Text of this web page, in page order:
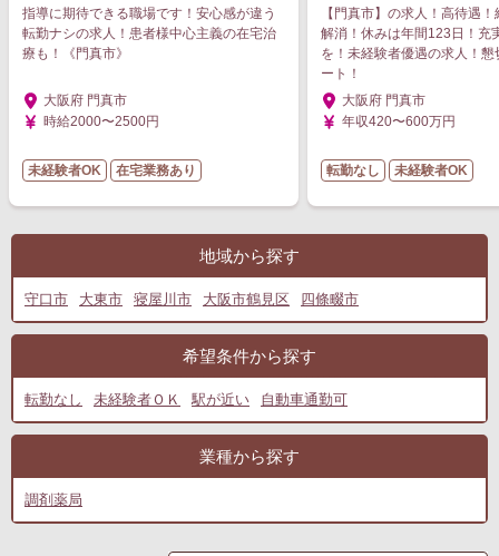
指導に期待できる職場です！安心感が違う
転勤ナシの求人！患者様中心主義の在宅治
療も！《門真市》
大阪府 門真市
時給2000〜2500円
未経験者OK 在宅業務あり
【門真市】の求人！高待遇
解消！休みは年間123日！充
を！未経験者優遇の求人！懇
ート！
大阪府 門真市
年収420〜600万円
転勤なし 未経験者OK
地域から探す
守口市 大東市 寝屋川市 大阪市鶴見区 四條畷市
希望条件から探す
転勤なし 未経験者ＯＫ 駅が近い 自動車通勤可
業種から探す
調剤薬局